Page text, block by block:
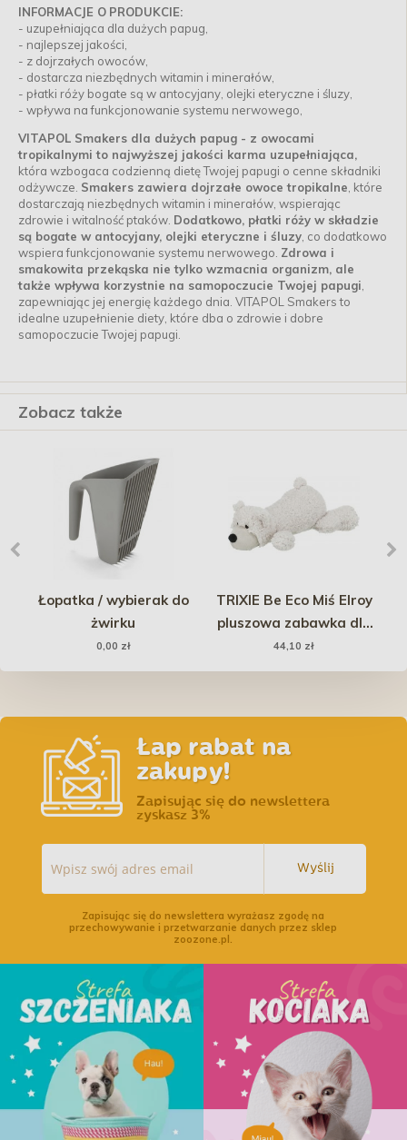
INFORMACJE O PRODUKCIE:
- uzupełniająca dla dużych papug,
- najlepszej jakości,
- z dojrzałych owoców,
- dostarcza niezbędnych witamin i minerałów,
- płatki róży bogate są w antocyjany, olejki eteryczne i śluzy,
- wpływa na funkcjonowanie systemu nerwowego,
VITAPOL Smakers dla dużych papug - z owocami
tropikalnymi to najwyższej jakości karma uzupełniająca,
która wzbogaca codzienną dietę Twojej papugi o cenne składniki
odżywcze. Smakers zawiera dojrzałe owoce tropikalne , które
dostarczają niezbędnych witamin i minerałów, wspierając
zdrowie i witalność ptaków. Dodatkowo, płatki róży w składzie
są bogate w antocyjany, olejki eteryczne i śluzy , co dodatkowo
wspiera funkcjonowanie systemu nerwowego. Zdrowa i
smakowita przekąska nie tylko wzmacnia organizm, ale
także wpływa korzystnie na samopoczucie Twojej papugi
zapewniając jej energię każdego dnia. VITAPOL Smakers to
idealne uzupełnienie diety, które dba o zdrowie i dobre
samopoczucie Twojej papugi.
Zobacz także
Łopatka / wybierak do
żwirku
0,00 zł
TRIXIE Be Eco Miś Elroy
pluszowa zabawka dla
psa 42 cm
44,10 zł
Łap rabat na
zakupy!
Zapisując się do newslettera
zyskasz 3%
Wyślij
Zapisując się do newslettera wyrażasz zgodę na
przechowywanie i przetwarzanie danych przez sklep
zoozone.pl.